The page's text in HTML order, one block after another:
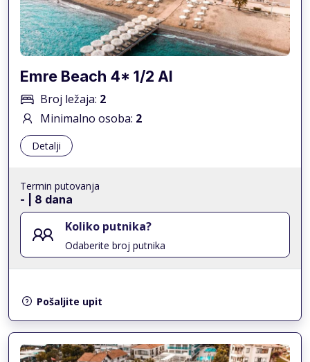
Emre Beach 4* 1/2 AI
Broj ležaja: 2
Minimalno osoba: 2
Detalji
Termin putovanja
- | 8 dana
Koliko putnika?
Odaberite broj putnika
Pošaljite upit